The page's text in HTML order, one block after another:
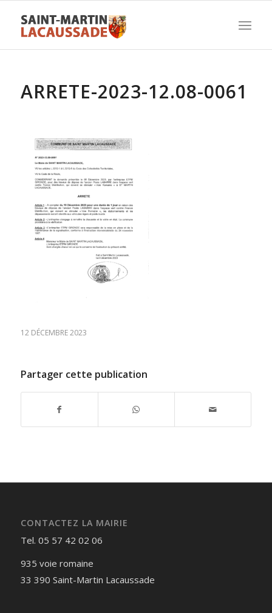
ARRETE-2023-12.08-0061
12 DÉCEMBRE 2023
Partager cette publication
CONTACTEZ LA MAIRIE
Tel. 05 57 42 02 06
935 voie romaine
33 390 Saint-Martin Lacaussade